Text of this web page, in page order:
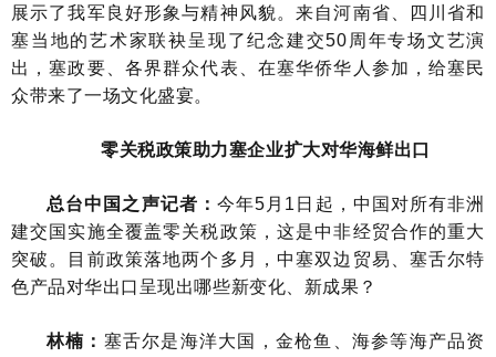
展示了我军良好形象与精神风貌。来自河南省、四川省和
塞当地的艺术家联袂呈现了纪念建交50周年专场文艺演
出，塞政要、各界群众代表、在塞华侨华人参加，给塞民
众带来了一场文化盛宴。
零关税政策助力塞企业扩大对华海鲜出口
总台中国之声记者： 今年5月1日起，中国对所有非洲
建交国实施全覆盖零关税政策，这是中非经贸合作的重大
突破。目前政策落地两个多月，中塞双边贸易、塞舌尔特
色产品对华出口呈现出哪些新变化、新成果？
林楠： 塞舌尔是海洋大国，金枪鱼、海参等海产品资